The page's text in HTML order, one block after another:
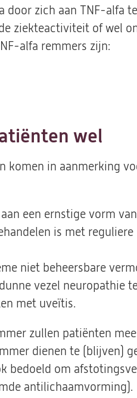
door zich aan TNF-alfa
ziekteactiviteit of wel
alfa remmers zijn:
wel
komen in aanmerking
een ernstige vorm
is met
niet beheersbare
vezel neuropathie
met uveïtis.
zullen patiënten
dienen te (blijven)
bedoeld om
antilichaamvorming).